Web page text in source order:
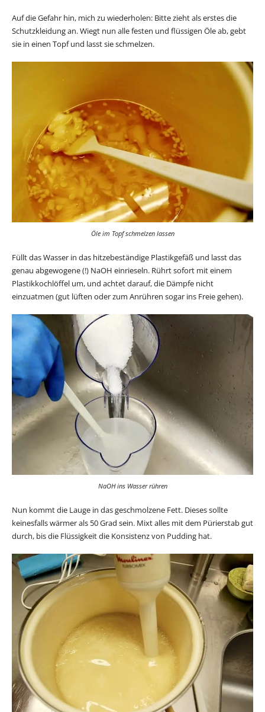
Auf die Gefahr hin, mich zu wiederholen: Bitte zieht als erstes die
Schutzkleidung an. Wiegt nun alle festen und flüssigen Öle ab, gebt
sie in einen Topf und lasst sie schmelzen.
Öle im Topf schmelzen lassen
Füllt das Wasser in das hitzebeständige Plastikgefäß und lasst das
genau abgewogene (!) NaOH einrieseln. Rührt sofort mit einem
Plastikkochlöffel um, und achtet darauf, die Dämpfe nicht
einzuatmen (gut lüften oder zum Anrühren sogar ins Freie gehen).
NaOH ins Wasser rühren
Nun kommt die Lauge in das geschmolzene Fett. Dieses sollte
keinesfalls wärmer als 50 Grad sein. Mixt alles mit dem Pürierstab gut
durch, bis die Flüssigkeit die Konsistenz von Pudding hat.